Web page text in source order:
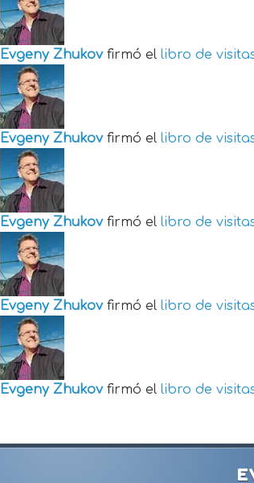
Evgeny Zhukov firmó el libro de
Evgeny Zhukov firmó el libro de
Evgeny Zhukov firmó el libro de
Evgeny Zhukov firmó el libro de
Evgeny Zhukov firmó el libro de